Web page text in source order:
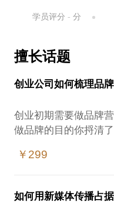
学员评分 - 分
擅长话题
创业公司如何梳理品
创业初期需要做品牌
做品牌的目的你捋清
如何用品牌赋能企业融
适合自己呢？
如何搭建初期品牌团
￥299
如何用新媒体传播占